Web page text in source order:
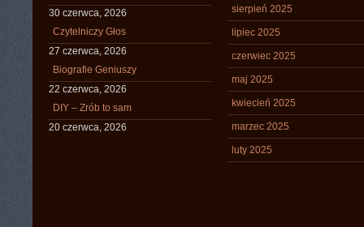
30 czerwca, 2026
Czytelniczy Głos
27 czerwca, 2026
Biografie Geniuszy
22 czerwca, 2026
DIY – Zrób to sam
20 czerwca, 2026
sierpień 2025
lipiec 2025
czerwiec 2025
maj 2025
kwiecień 2025
marzec 2025
luty 2025